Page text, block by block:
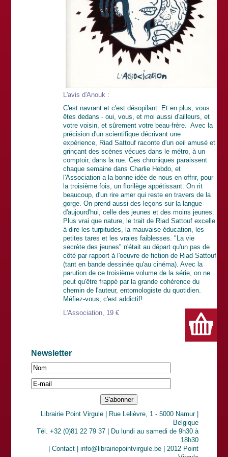
L'avis d'Anouk :
C'est navrant et c'est désopilant. Et en plus, vous
êtes dedans - oui, vous, et moi aussi d'ailleurs, et
votre voisin, et sûrement votre beau-frère. Avec la
précision d'un scientifique décrivant une
expérience, Riad Sattouf raconte d'un oeil amusé et
grinçant des scènes vécues dans le métro, à un
comptoir, dans la rue. Ces chroniques paraissent
chaque semaine dans Charlie Hebdo, et
l'Association a la bonne idée de nous en offrir, pour
la troisième fois, un florilège appétissant. On rit
beaucoup, d'un rire amer qui reste en travers de la
gorge. On prend aussi des leçons sur la langue
d'aujourd'hui, celle des jeunes et des moins jeunes.
Plus vrai que nature, le trait de Riad Sattouf excelle
à dire les turpitudes, la mauvaise éducation, les
petites tares et les vraies faiblesses. "La vie
secrète des jeunes" n'était au départ qu'un pas de
côté par rapport à l'oeuvre de fiction de Riad Sattouf
(tant en bande dessinée qu'au cinéma). Avec la
parution de ce troisième volume de la série, on ne
peut qu'être frappé par la grande cohérence du
chemin de l'auteur, entomologiste du quotidien.
Méfiez-vous, c'est addictif!
L'Association, 19 €
Newsletter
Librairie Point Virgule | Rue Lelièvre, 1 - 5000 Namur |
Belgique
Tél. +32 (0)81 22 79 37 | Du lundi au samedi de 9h30 à
18h30
|Contact | info@librairiepointvirgule.be | 2012 Point